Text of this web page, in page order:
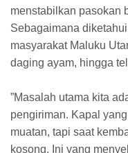
menstabilkan pasokan
Sebagaimana
masyarakat Maluku
daging ayam, hingga
​”Masalah utama kita
pengiriman. Kapal
muatan, tapi saat
kosong. Ini yang